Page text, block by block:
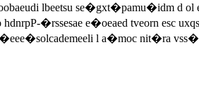
lbeetsu se�gxt�pamu�idm d ol
�rssesae e�oeaed tveorn esc
l a�moc nit�ra